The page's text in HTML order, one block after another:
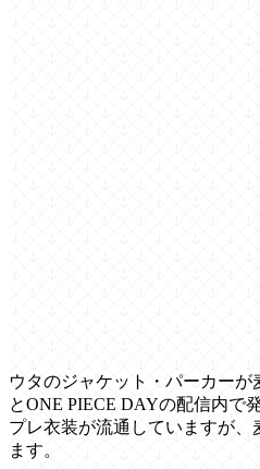
ウタのジャケット・パーカー
とONE PIECE DAYの配信内で
プレ衣装が流通していますが、
ます。